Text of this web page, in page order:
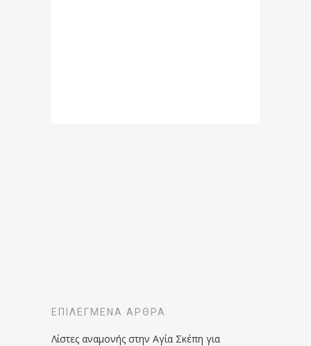
ΕΠΙΛΕΓΜΈΝΑ ΆΡΘΡΑ
Λίστες αναμονής στην Αγία Σκέπη για